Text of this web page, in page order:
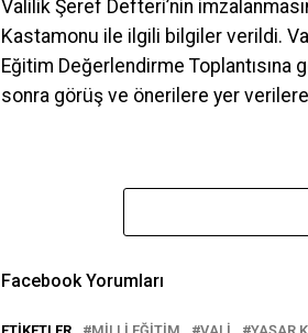
Valilik Şeref Defteri’nin
Kastamonu ile ilgili bilgiler verildi.
Eğitim Değerlendirme Toplantısına
sonra görüş ve önerilere yer
Facebook Yorumları